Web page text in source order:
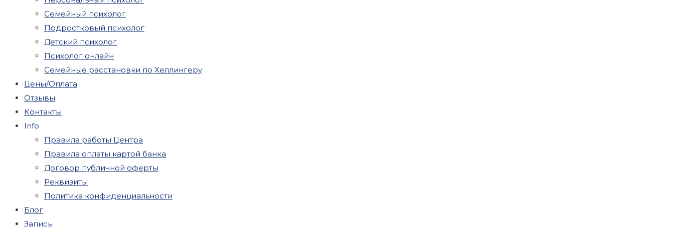
Семейный психолог
Подростковый психолог
Детский психолог
Психолог онлайн
Семейные расстановки по Хеллингеру
Цены/Оплата
Отзывы
Контакты
Info
Правила работы Центра
Правила оплаты картой банка
Договор публичной оферты
Реквизиты
Политика конфиденциальности
Блог
Запись